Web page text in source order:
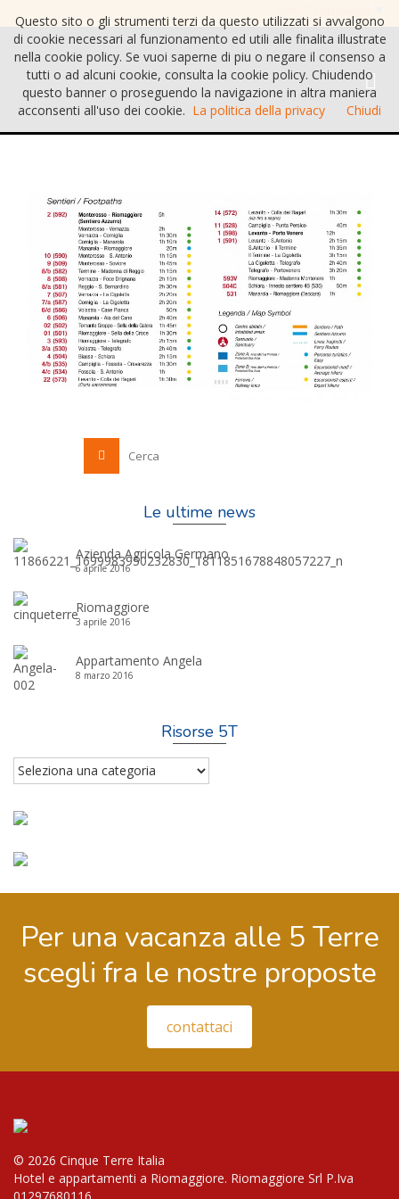
Le ultime news
Azienda Agricola Germano
6 aprile 2016
Riomaggiore
3 aprile 2016
Appartamento Angela
8 marzo 2016
Risorse 5T
Risorse
5T
Per una vacanza alle 5 Terre
scegli fra le nostre proposte
contattaci
© 2026 Cinque Terre Italia
Hotel e appartamenti a Riomaggiore. Riomaggiore Srl P.Iva
Questo sito o gli strumenti terzi da questo utilizzati si avvalgono
di cookie necessari al funzionamento ed utili alle finalita illustrate
nella cookie policy. Se vuoi saperne di piu o negare il consenso a
tutti o ad alcuni cookie, consulta la cookie policy. Chiudendo
questo banner o proseguendo la navigazione in altra maniera
acconsenti all'uso dei cookie. La politica della privacy Chiudi